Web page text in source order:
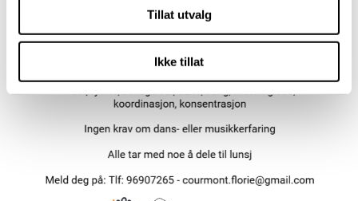
Tillat utvalg
Ikke tillat